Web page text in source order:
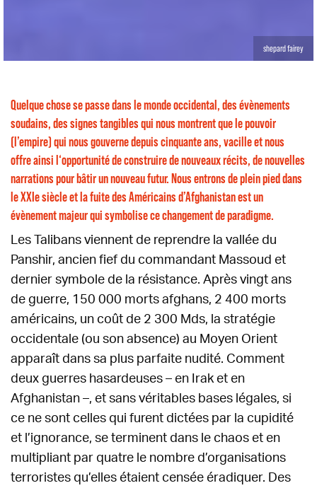
shepard fairey
Quelque chose se passe dans le monde occidental, des évènements
soudains, des signes tangibles qui nous montrent que le pouvoir
(l’empire) qui nous gouverne depuis cinquante ans, vacille et nous
offre ainsi l‘opportunité de construire de nouveaux récits, de nouvelles
narrations pour bâtir un nouveau futur. Nous entrons de plein pied dans
le XXIe siècle et la fuite des Américains d’Afghanistan est un
évènement majeur qui symbolise ce changement de paradigme.
Les Talibans viennent de reprendre la vallée du
Panshir, ancien fief du commandant Massoud et
dernier symbole de la résistance. Après vingt ans
de guerre, 150 000 morts afghans, 2 400 morts
américains, un coût de 2 300 Mds, la stratégie
occidentale (ou son absence) au Moyen Orient
apparaît dans sa plus parfaite nudité. Comment
deux guerres hasardeuses – en Irak et en
Afghanistan –, et sans véritables bases légales, si
ce ne sont celles qui furent dictées par la cupidité
et l’ignorance, se terminent dans le chaos et en
multipliant par quatre le nombre d’organisations
terroristes qu’elles étaient censée éradiquer. Des